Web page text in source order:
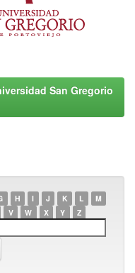
San Gregorio
H I J K L
M
V W X Y Z